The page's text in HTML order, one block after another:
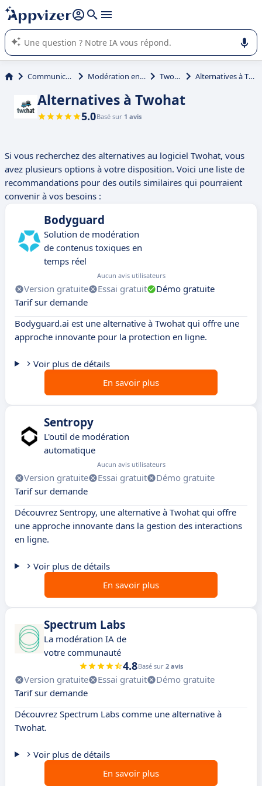
répondre (plusieurs lignes avec
L'IA de Appvizer vous guide dans l'utilisation ou la sélection de
logiciel SaaS en entreprise.
Communication Modération en ligne Twohat Alternatives à Twohat
Alternatives à Twohat
5.0Basé sur 1 avis
Si vous recherchez des alternatives au logiciel Twohat, vous
avez plusieurs options à votre disposition. Voici une liste de
recommandations pour des outils similaires qui pourraient
convenir à vos besoins :
Bodyguard
Solution de modération
de contenus toxiques en
temps réel
Aucun avis utilisateurs
Version gratuite Essai gratuit
Démo gratuite
Tarif sur demande
Bodyguard.ai est une alternative à Twohat qui offre une
approche innovante pour la protection en ligne.
Voir plus de détails
En savoir plus
Sentropy
L'outil de modération
automatique
Aucun avis utilisateurs
Version gratuite Essai gratuit
Démo gratuite
Tarif sur demande
Découvrez Sentropy, une alternative à Twohat qui offre
une approche innovante dans la gestion des interactions
en ligne.
Voir plus de détails
En savoir plus
Spectrum Labs
La modération IA de
votre communauté
4.8Basé sur 2 avis
Version gratuite Essai gratuit
Démo gratuite
Tarif sur demande
Découvrez Spectrum Labs comme une alternative à
Twohat.
Voir plus de détails
En savoir plus